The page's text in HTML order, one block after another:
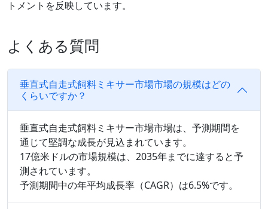
トメントを反映しています。
よくある質問
垂直式自走式飼料ミキサー市場市場の規模はどの
くらいですか？
垂直式自走式飼料ミキサー市場市場は、予測期間を
通じて堅調な成長が見込まれています。
17億米ドルの市場規模は、2035年までに達すると予
測されています。
予測期間中の年平均成長率（CAGR）は6.5%です。